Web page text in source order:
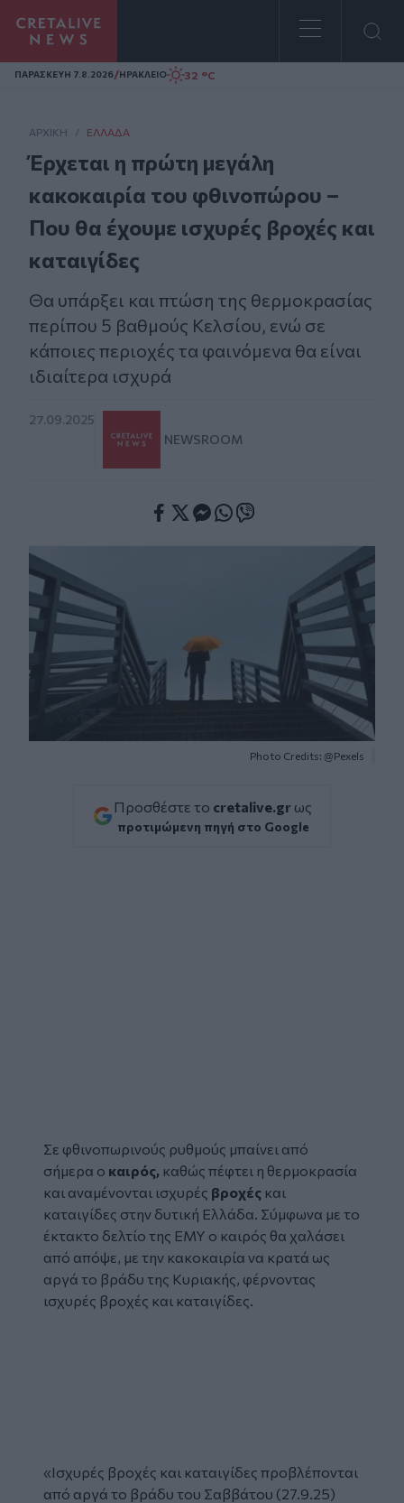
Homepage
ΠΑΡΑΣΚΕΥΗ 7.8.2026/ΗΡΑΚΛΕΙΟ 32 °C
ΑΡΧΙΚΗ / ΕΛΛΆΔΑ
Έρχεται η πρώτη μεγάλη
κακοκαιρία του φθινοπώρου –
Που θα έχουμε ισχυρές βροχές και
καταιγίδες
Θα υπάρξει και πτώση της θερμοκρασίας
περίπου 5 βαθμούς Κελσίου, ενώ σε
κάποιες περιοχές τα φαινόμενα θα είναι
ιδιαίτερα ισχυρά
27.09.2025
NEWSROOM
Photo Credits: @Pexels
Προσθέστε το cretalive.gr ως
προτιμώμενη πηγή στο Google
Σε φθινοπωρινούς ρυθμούς μπαίνει από
σήμερα ο καιρός, καθώς πέφτει η θερμοκρασία
και αναμένονται ισχυρές βροχές και
καταιγίδες στην δυτική Ελλάδα. Σύμφωνα με το
έκτακτο δελτίο της ΕΜΥ ο καιρός θα χαλάσει
από απόψε, με την κακοκαιρία να κρατά ως
αργά το βράδυ της Κυριακής, φέρνοντας
ισχυρές βροχές και καταιγίδες.
«Ισχυρές βροχές και καταιγίδες προβλέπονται
από αργά το βράδυ του Σαββάτου (27.9.25)